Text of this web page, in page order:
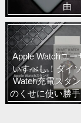
由
Apple Watchユー
いすべし！ダイ
Watch充電スタ
のくせに使い勝